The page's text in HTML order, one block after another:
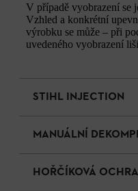
V případě vyobrazení se
Vzhled a konkrétní
výrobku se může – při
uvedeného vyobrazení
STIHL INJECTION
MANUÁLNÍ
HOŘČÍKOVÁ